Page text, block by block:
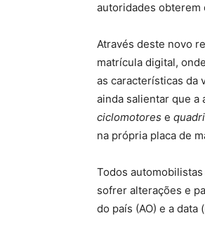
autoridades obterem
Através deste novo
matrícula digital,
as características da
ainda salientar que a
ciclomotores e
na própria placa de
Todos
sofrer alterações e
do país (AO) e a